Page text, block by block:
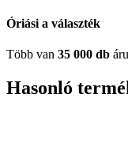
Óriási a választék
Több van 35 000 db
Hasonló